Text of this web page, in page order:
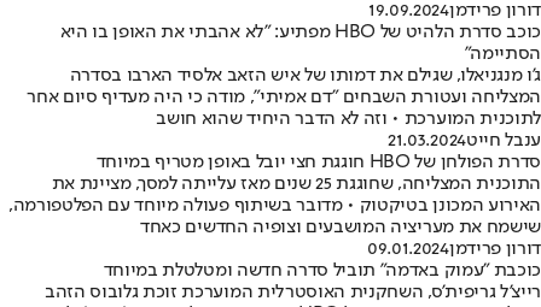
דורון פרידמן19.09.2024
כוכב סדרת הלהיט של HBO מפתיע: "לא אהבתי את האופן בו היא
הסתיימה"
ג'ו מנגניאלו, שגילם את דמותו של איש הזאב אלסיד הארבו בסדרה
המצליחה ועטורת השבחים "דם אמיתי", מודה כי היה מעדיף סיום אחר
לתוכנית המוערכת • וזה לא הדבר היחיד שהוא חושב
ענבל חייט21.03.2024
סדרת הפולחן של HBO חוגגת חצי יובל באופן מטריף במיוחד
התוכנית המצליחה, שחוגגת 25 שנים מאז עלייתה למסך, מציינת את
האירוע המכונן בטיקטוק • מדובר בשיתוף פעולה מיוחד עם הפלטפורמה,
שישמח את מעריציה המושבעים וצופיה החדשים כאחד
דורון פרידמן09.01.2024
כוכבת "עמוק באדמה" תוביל סדרה חדשה ומטלטלת במיוחד
רייצ'ל גריפית'ס, השחקנית האוסטרלית המוערכת זוכת גלובוס הזהב